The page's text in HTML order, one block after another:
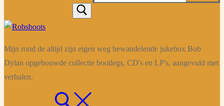
Mijn rond de altijd zijn eigen weg bewandelende jukebox Bob
Dylan opgebouwde collectie bootlegs, CD's en LP's, aangevuld met
verhalen.